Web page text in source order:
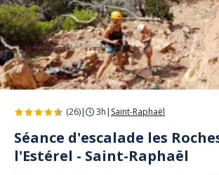
(26)| 3h | Saint-Raphaël
Séance d'escalade les
l'Estérel - Saint-Raphaël